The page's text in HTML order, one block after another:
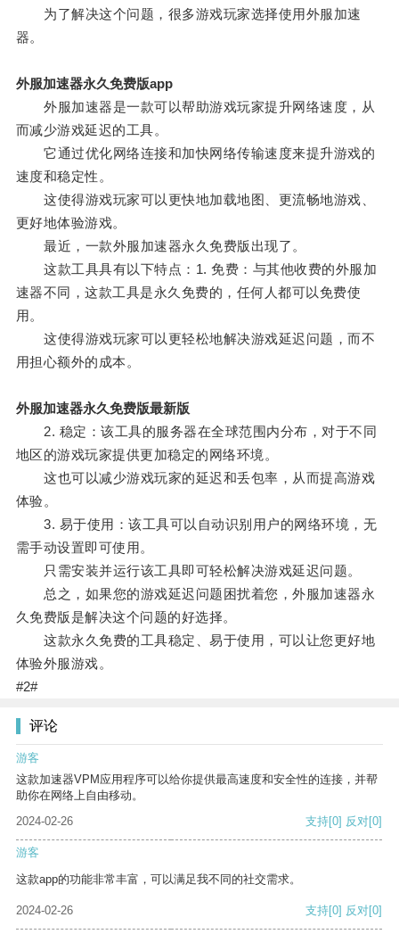
为了解决这个问题，很多游戏玩家选择使用外服加速
器。
外服加速器永久免费版app
外服加速器是一款可以帮助游戏玩家提升网络速度，从
而减少游戏延迟的工具。
它通过优化网络连接和加快网络传输速度来提升游戏的
速度和稳定性。
这使得游戏玩家可以更快地加载地图、更流畅地游戏、
更好地体验游戏。
最近，一款外服加速器永久免费版出现了。
这款工具具有以下特点：1. 免费：与其他收费的外服加
速器不同，这款工具是永久免费的，任何人都可以免费使
用。
这使得游戏玩家可以更轻松地解决游戏延迟问题，而不
用担心额外的成本。
外服加速器永久免费版最新版
2. 稳定：该工具的服务器在全球范围内分布，对于不同
地区的游戏玩家提供更加稳定的网络环境。
这也可以减少游戏玩家的延迟和丢包率，从而提高游戏
体验。
3. 易于使用：该工具可以自动识别用户的网络环境，无
需手动设置即可使用。
只需安装并运行该工具即可轻松解决游戏延迟问题。
总之，如果您的游戏延迟问题困扰着您，外服加速器永
久免费版是解决这个问题的好选择。
这款永久免费的工具稳定、易于使用，可以让您更好地
体验外服游戏。
#2#
评论
游客
这款加速器VPM应用程序可以给你提供最高速度和安全性的连接，并帮
助你在网络上自由移动。
2024-02-26
支持[0] 反对[0]
游客
这款app的功能非常丰富，可以满足我不同的社交需求。
2024-02-26 支持[0] 反对[0]